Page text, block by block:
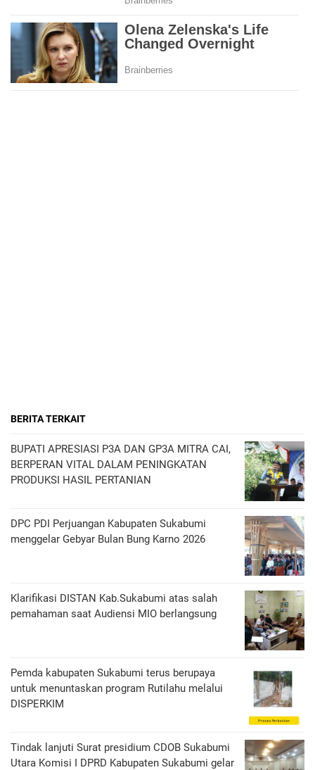
BERITA TERKAIT
BUPATI APRESIASI P3A DAN GP3A MITRA CAI,
BERPERAN VITAL DALAM PENINGKATAN
PRODUKSI HASIL PERTANIAN
DPC PDI Perjuangan Kabupaten Sukabumi
menggelar Gebyar Bulan Bung Karno 2026
Klarifikasi DISTAN Kab.Sukabumi atas salah
pemahaman saat Audiensi MIO berlangsung
Pemda kabupaten Sukabumi terus berupaya
untuk menuntaskan program Rutilahu melalui
DISPERKIM
Tindak lanjuti Surat presidium CDOB Sukabumi
Utara Komisi I DPRD Kabupaten Sukabumi gelar